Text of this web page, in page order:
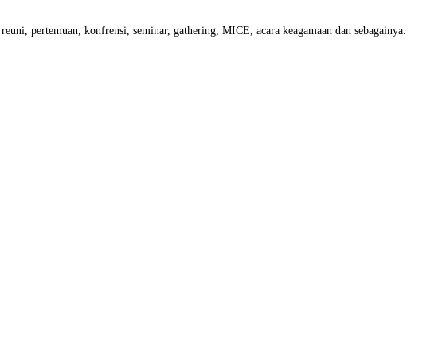
pertemuan, konfrensi, seminar, gathering, MICE, acara keagamaan dan sebagainya.